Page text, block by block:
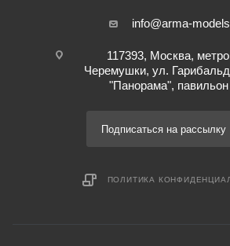
info@arma-
117393, Москва,
Черемушки, ул.
"Панорама",
Подписаться на рассылку
ПОЛИТИКА